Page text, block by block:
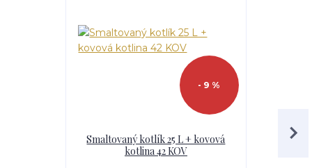
- 9 %
Smaltovaný kotlík 25 L + kovová
kotlina 42 KOV